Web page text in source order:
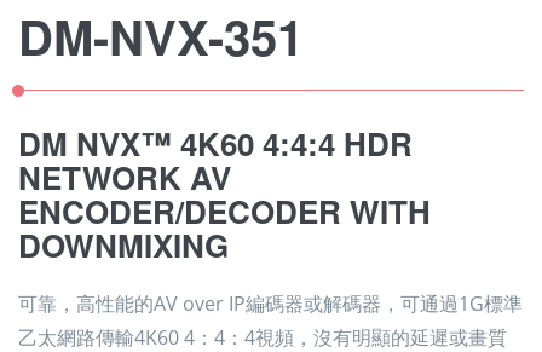
DM-NVX-351
DM NVX™ 4K60 4:4:4 HDR
NETWORK AV
ENCODER/DECODER WITH
DOWNMIXING
可靠，高性能的AV over IP編碼器或解碼器，可通過1G標準
乙太網路傳輸4K60 4：4：4視頻，沒有明顯的延遲或畫質